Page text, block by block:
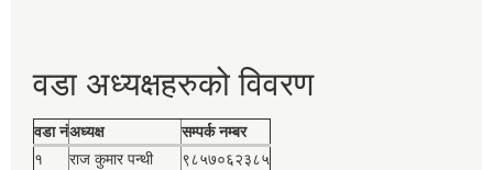
वडा अध्यक्षहरुको विवरण
वडा नंअध्यक्ष
सम्पर्क नम्बर
१
राज कुमार पन्थी
९८५७०६२३८५